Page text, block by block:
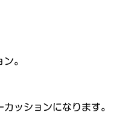
。
ッションになります。